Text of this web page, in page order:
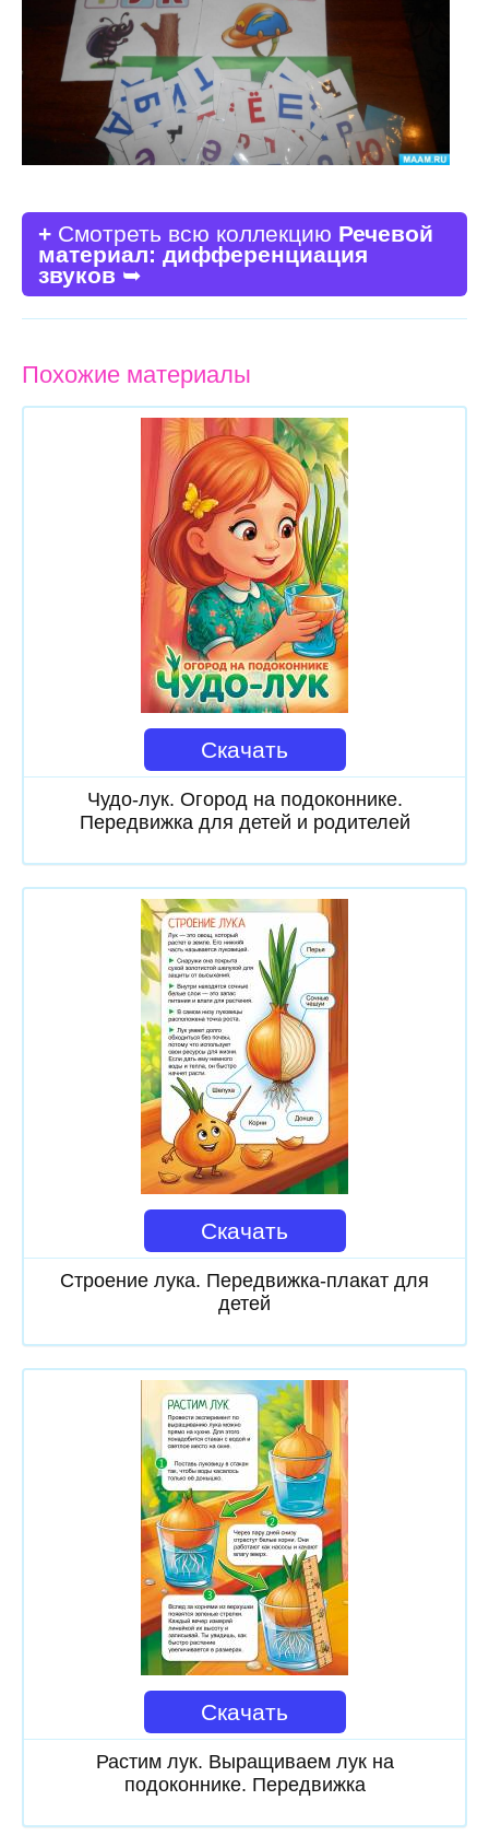
+ Смотреть всю коллекцию Речевой
материал: дифференциация
звуков ➥
Похожие материалы
Скачать
Чудо-лук. Огород на подоконнике.
Передвижка для детей и родителей
Скачать
Строение лука. Передвижка-плакат для
детей
Скачать
Растим лук. Выращиваем лук на
подоконнике. Передвижка